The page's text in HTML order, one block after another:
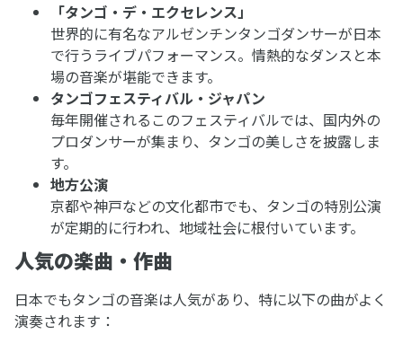
「タンゴ・デ・エクセレンス」
世界的に有名なアルゼンチンタンゴダンサーが日本
で行うライブパフォーマンス。情熱的なダンスと本
場の音楽が堪能できます。
タンゴフェスティバル・ジャパン
毎年開催されるこのフェスティバルでは、国内外の
プロダンサーが集まり、タンゴの美しさを披露しま
す。
地方公演
京都や神戸などの文化都市でも、タンゴの特別公演
が定期的に行われ、地域社会に根付いています。
人気の楽曲・作曲
日本でもタンゴの音楽は人気があり、特に以下の曲がよく
演奏されます：